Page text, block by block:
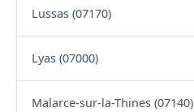
Lussas (07170)
Lyas (07000)
Malarce-sur-la-Thines (07140)